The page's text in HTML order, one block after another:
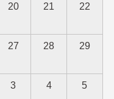
20 21 22
27 28 29
3 4 5